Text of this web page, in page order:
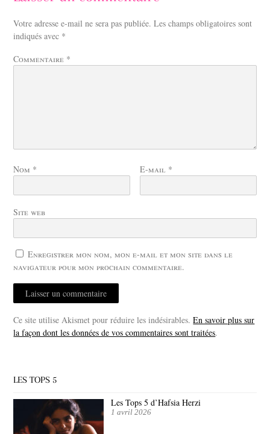
Votre adresse e-mail ne sera pas publiée. Les champs obligatoires sont
indiqués avec *
Commentaire *
Nom * E-mail *
Site web
Enregistrer mon nom, mon e-mail et mon site dans le
navigateur pour mon prochain commentaire.
Ce site utilise Akismet pour réduire les indésirables.En savoir plus sur
la façon dont les données de vos commentaires sont traitées.
LES TOPS 5
Les Tops 5 d’Hafsia Herzi
1 avril 2026